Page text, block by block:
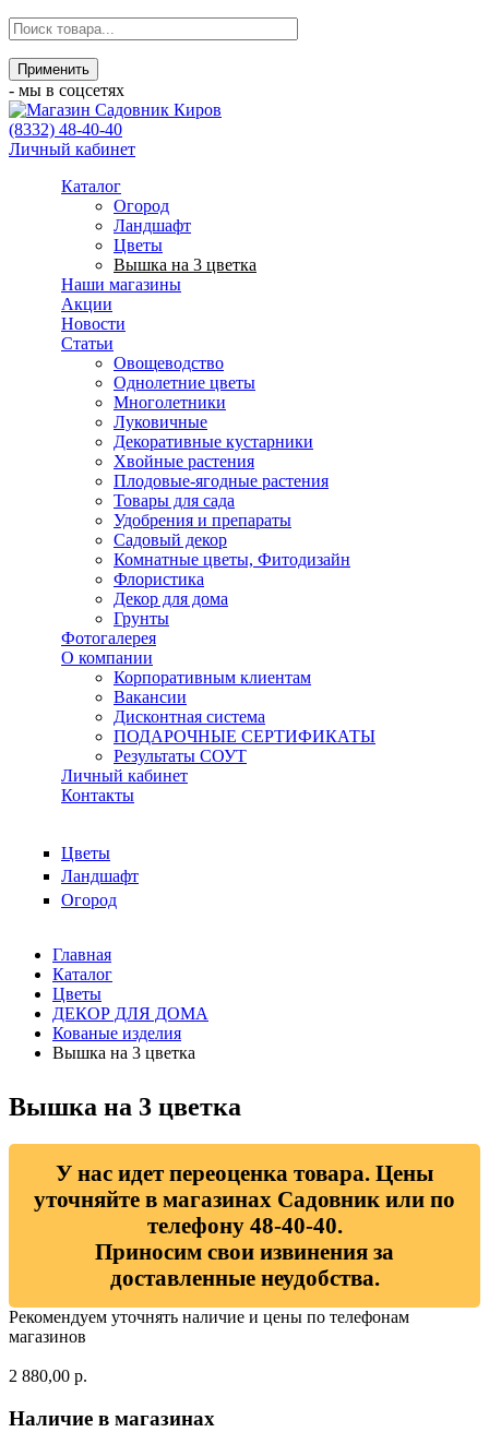
- мы в соцсетях
(8332) 48-40-40
Личный кабинет
Каталог
Огород
Ландшафт
Цветы
Вышка на 3 цветка
Наши магазины
Акции
Новости
Статьи
Овощеводство
Однолетние цветы
Многолетники
Луковичные
Декоративные кустарники
Хвойные растения
Плодовые-ягодные растения
Товары для сада
Удобрения и препараты
Садовый декор
Комнатные цветы, Фитодизайн
Флористика
Декор для дома
Грунты
Фотогалерея
О компании
Корпоративным клиентам
Вакансии
Дисконтная система
ПОДАРОЧНЫЕ СЕРТИФИКАТЫ
Результаты СОУТ
Личный кабинет
Контакты
Цветы
Ландшафт
Огород
Главная
Каталог
Цветы
ДЕКОР ДЛЯ ДОМА
Кованые изделия
Вышка на 3 цветка
Вышка на 3 цветка
У нас идет переоценка товара. Цены
уточняйте в магазинах Садовник или по
телефону 48-40-40.
Приносим свои извинения за
доставленные неудобства.
Рекомендуем уточнять наличие и цены по телефонам
магазинов
2 880,00 р.
Наличие в магазинах